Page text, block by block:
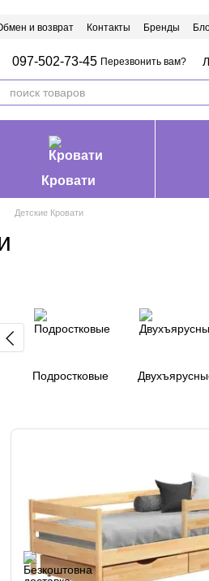
и возврат Контакты Бренды
097-502-73-45 Перезвонить вам?
Кровати
Детские Кровати
Подростковые